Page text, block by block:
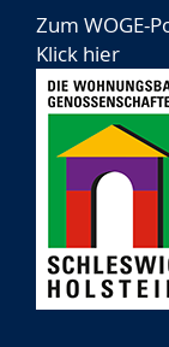
Zum WOGE-
Klick hier